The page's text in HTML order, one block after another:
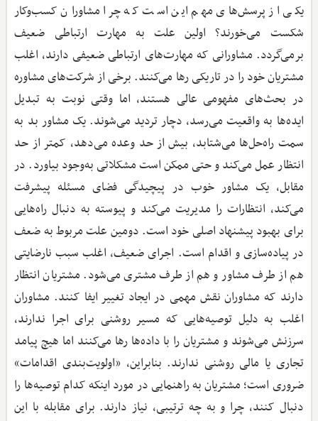
یکی از پرسش‌های مهم این است که چرا مشاوران کسب‌وکار
شکست می‌خورند؟ اولین علت به مهارت ارتباطی ضعیف
برمی‌گردد. مشاورانی که مهارت‌های ارتباطی ضعیفی دارند، اغلب
مشتریان خود را در تاریکی رها می‌کنند. برخی از شرکت‌های مشاوره
در بحث‌های مفهومی عالی هستند، اما وقتی نوبت به تبدیل
ایده‌ها به واقعیت می‌رسد، دچار تردید می‌شوند. یک مشاور بد به
سمت راه‌حل‌ها می‌شتابد، بیش از حد وعده می‌دهد، کمتر از حد
انتظار عمل می‌کند و حتی ممکن است مشکلاتی به‌وجود بیاورد. در
مقابل، یک مشاور خوب در پیچیدگی فضای مسئله پیشرفت
می‌کند، انتظارات را مدیریت می‌کند و پیوسته به دنبال راه‌هایی
برای بهبود پیشنهاد اصلی خود است. دومین علت مربوط به ضعف
در پیاده‌سازی و اقدام است. اجرای ضعیف، اغلب سبب نارضایتی
هم از طرف مشاور و هم از طرف مشتری می‌شود. مشتریان انتظار
دارند که مشاوران نقش مهمی در ایجاد تغییر ایفا کنند. مشاوران
اغلب به دلیل توصیه‌هایی که مسیر روشنی برای اجرا ندارند،
سرزنش می‌شوند و مشتریان را با داده‌ها رها می‌کنند اما هیچ پیامد
تجاری یا مالی روشنی ندارند. بنابراین، «اولویت‌بندی اقدامات»
ضروری است؛ مشتریان به راهنمایی در مورد اینکه کدام توصیه‌ها را
دنبال کنند، چرا و به چه ترتیبی، نیاز دارند. برای مقابله با این